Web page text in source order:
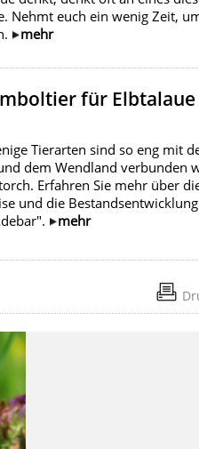
Nehmt euch ein wenig Zeit,
mehr
für Elbtalaue
Tierarten sind so eng mit
dem Wendland verbunden
Erfahren Sie mehr über
und die
mehr